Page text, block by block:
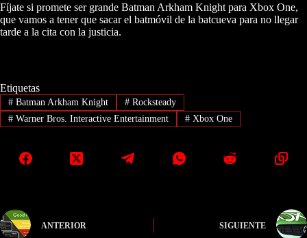
Fíjate si promete ser grande Batman Arkham Knight para Xbox One,
que vamos a tener que sacar el batmóvil de la batcueva para no llegar
tarde a la cita con la justicia.
Etiquetas
#Batman Arkham Knight #Rocksteady
#Warner Bros. Interactive Entertainment #Xbox One
ANTERIOR SIGUIENTE